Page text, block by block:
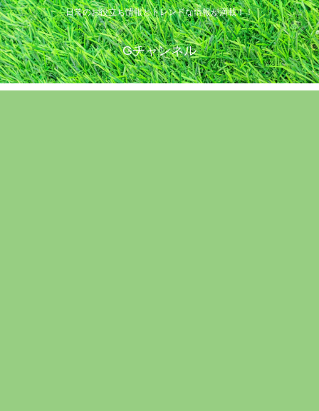
日常のお役立ち情報とトレンドな情報が満載！！
Gチャンネル